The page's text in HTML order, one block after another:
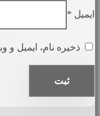
ایمیل *
ذخیره نام، ایمیل